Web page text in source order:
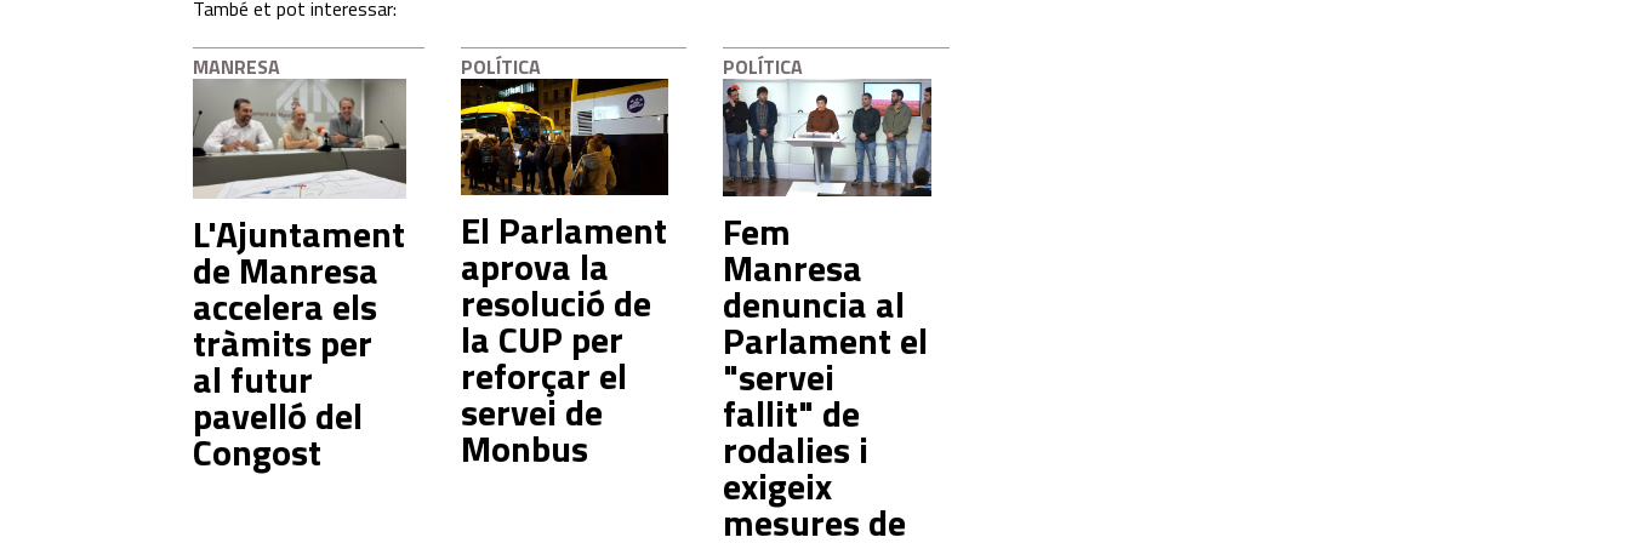
També et pot interessar:
MANRESA
L'Ajuntament
de Manresa
accelera els
tràmits per
al futur
pavelló del
Congost
POLÍTICA
El Parlament
aprova la
resolució de
la CUP per
reforçar el
servei de
Monbus
POLÍTICA
Fem
Manresa
denuncia al
Parlament el
"servei
fallit" de
rodalies i
exigeix
mesures de